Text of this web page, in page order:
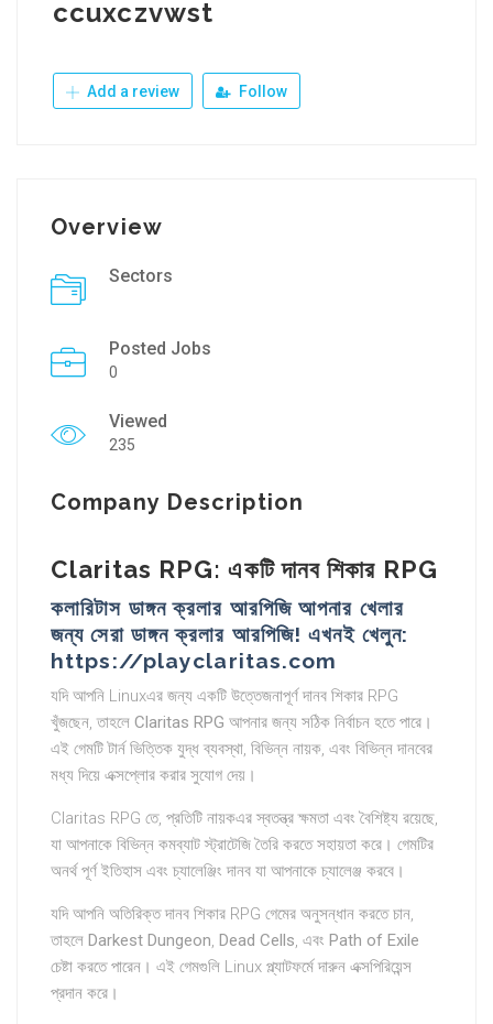
ccuxczvwst
Add a review Follow
Overview
Sectors
Posted Jobs
0
Viewed
235
Company Description
Claritas RPG: একটি দানব শিকার RPG
কলারিটাস ডাঙ্গন ক্রলার আরপিজি আপনার খেলার
জন্য সেরা ডাঙ্গন ক্রলার আরপিজি! এখনই খেলুন:
https://playclaritas.com
যদি আপনি Linuxএর জন্য একটি উত্তেজনাপূর্ণ দানব শিকার RPG
খুঁজছেন, তাহলে Claritas RPG আপনার জন্য সঠিক নির্বাচন হতে পারে।
এই গেমটি টার্ন ভিত্তিক যুদ্ধ ব্যবস্থা, বিভিন্ন নায়ক, এবং বিভিন্ন দানবের
মধ্য দিয়ে এক্সপ্লোর করার সুযোগ দেয়।
Claritas RPG তে, প্রতিটি নায়কএর স্বতন্ত্র ক্ষমতা এবং বৈশিষ্ট্য রয়েছে,
যা আপনাকে বিভিন্ন কমব্যাট স্ট্রাটেজি তৈরি করতে সহায়তা করে। গেমটির
অনর্থ পূর্ণ ইতিহাস এবং চ্যালেঞ্জিং দানব যা আপনাকে চ্যালেঞ্জ করবে।
যদি আপনি অতিরিক্ত দানব শিকার RPG গেমের অনুসন্ধান করতে চান,
তাহলে Darkest Dungeon, Dead Cells, এবং Path of Exile
চেষ্টা করতে পারেন। এই গেমগুলি Linux প্ল্যাটফর্মে দারুন এক্সপিরিয়েন্স
প্রদান করে।